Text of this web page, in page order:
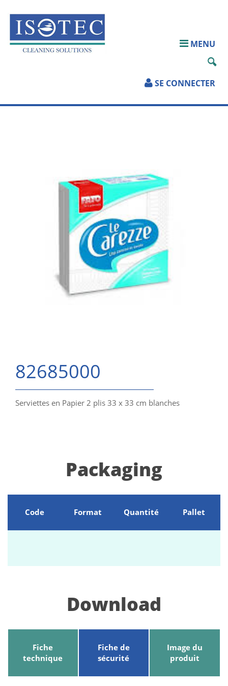
MENU
SE CONNECTER
ACCUEIL
CONTACT
82685000
Serviettes en Papier 2 plis 33 x 33 cm blanches
Packaging
Code Format Quantité Pallet
Download
Fiche
technique
Fiche de
sécurité
Image du
produit